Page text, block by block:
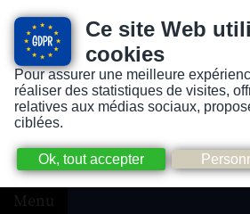
Ce site Web
cookies
Pour assurer une meilleure
réaliser des statistiques de visites,
relatives aux médias sociaux,
ciblées.
Version pour personnes mal-
Menu